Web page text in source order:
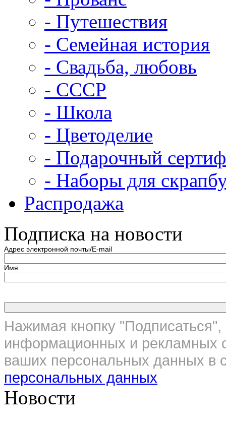
- Путешествия
- Семейная история
- Свадьба, любовь
- СССР
- Школа
- Цветоделие
- Подарочный
- Наборы для
Распродажа
Подписка на новости
Адрес электронной почты/E-mail
Имя
Нажимая кнопку
информационных и рекламных
ваших персональных данных в
персональных данных
Новости